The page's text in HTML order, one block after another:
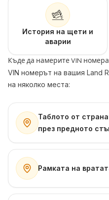
История на щети и
аварии
Къде да намерите VIN
VIN номерът на вашия Land
на няколко места:
Таблото от
през предното
Рамката на